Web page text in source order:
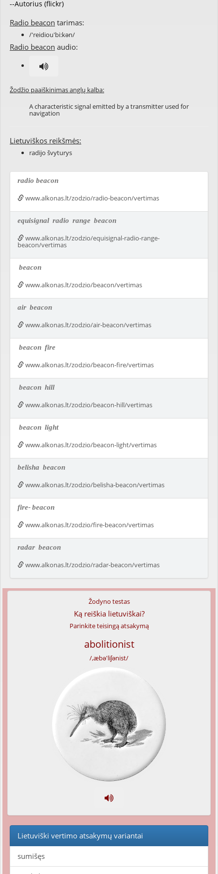
--Autorius (flickr)
Radio beacon tarimas:
/'reidiou'bi:kən/
Radio beacon audio:
Žodžio paaiškinimas anglų kalba:
A characteristic signal emitted by a transmitter used for
navigation
Lietuviškos reikšmės:
radijo švyturys
radio beacon
www.alkonas.lt/zodzio/radio-beacon/vertimas
equisignal radio range beacon
www.alkonas.lt/zodzio/equisignal-radio-range-
beacon/vertimas
beacon
www.alkonas.lt/zodzio/beacon/vertimas
air beacon
www.alkonas.lt/zodzio/air-beacon/vertimas
beacon fire
www.alkonas.lt/zodzio/beacon-fire/vertimas
beacon hill
www.alkonas.lt/zodzio/beacon-hill/vertimas
beacon light
www.alkonas.lt/zodzio/beacon-light/vertimas
belisha beacon
www.alkonas.lt/zodzio/belisha-beacon/vertimas
fire-beacon
www.alkonas.lt/zodzio/fire-beacon/vertimas
radar beacon
www.alkonas.lt/zodzio/radar-beacon/vertimas
Žodyno testas
Ką reiškia lietuviškai?
Parinkite teisingą atsakymą
abolitionist
/,æbə'liʃənist/
Lietuviški vertimo atsakymų variantai
sumišęs